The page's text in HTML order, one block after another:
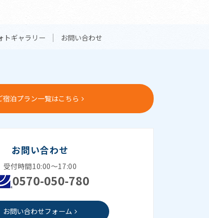
トギャラリー お問い合わせ
宿泊プラン一覧はこちら
お問い合わせ
受付時間10:00～17:00
0570-050-780
お問い合わせフォーム